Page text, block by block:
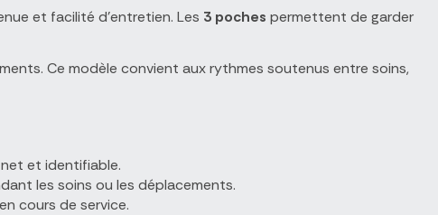
et facilité d'entretien. Les 3 poches permettent de garder
Ce modèle convient aux rythmes soutenus entre soins,
et identifiable.
les soins ou les déplacements.
cours de service.